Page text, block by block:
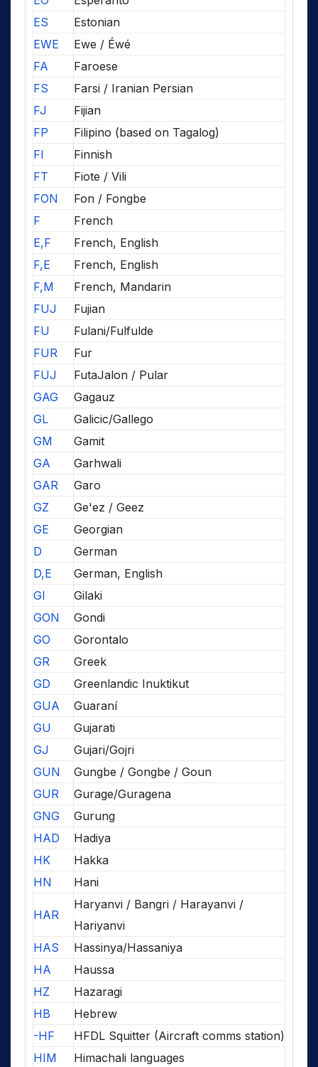
ES
Estonian
EWE
Ewe / Éwé
FA
Faroese
FS
Farsi / Iranian Persian
FJ
Fijian
FP
Filipino (based on Tagalog)
FI
Finnish
FT
Fiote / Vili
FON
Fon / Fongbe
F
French
E,F
French, English
F,E
French, English
F,M
French, Mandarin
FUJ
Fujian
FU
Fulani/Fulfulde
FUR
Fur
FUJ
FutaJalon / Pular
GAG
Gagauz
GL
Galicic/Gallego
GM
Gamit
GA
Garhwali
GAR
Garo
GZ
Ge'ez / Geez
GE
Georgian
D
German
D,E
German, English
GI
Gilaki
GON
Gondi
GO
Gorontalo
GR
Greek
GD
Greenlandic Inuktikut
GUA
Guaraní
GU
Gujarati
GJ
Gujari/Gojri
GUN
Gungbe / Gongbe / Goun
GUR
Gurage/Guragena
GNG
Gurung
HAD
Hadiya
HK
Hakka
HN
Hani
HAR
Haryanvi / Bangri / Harayanvi /
Hariyanvi
HAS
Hassinya/Hassaniya
HA
Haussa
HZ
Hazaragi
HB
Hebrew
-HF
HFDL Squitter (Aircraft comms station)
HIM
Himachali languages